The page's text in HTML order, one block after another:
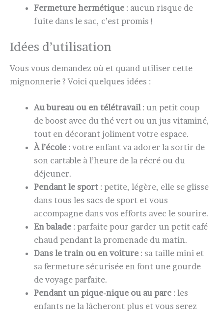
Fermeture hermétique : aucun risque de
fuite dans le sac, c’est promis !
Idées d’utilisation
Vous vous demandez où et quand utiliser cette
mignonnerie ? Voici quelques idées :
Au bureau ou en télétravail: un petit coup
de boost avec du thé vert ou un jus vitaminé,
tout en décorant joliment votre espace.
À l’école : votre enfant va adorer la sortir de
son cartable à l’heure de la récré ou du
déjeuner.
Pendant le sport : petite, légère, elle se glisse
dans tous les sacs de sport et vous
accompagne dans vos efforts avec le sourire.
En balade : parfaite pour garder un petit café
chaud pendant la promenade du matin.
Dans le train ou en voiture : sa taille mini et
sa fermeture sécurisée en font une gourde
de voyage parfaite.
Pendant un pique-nique ou au parc : les
enfants ne la lâcheront plus et vous serez